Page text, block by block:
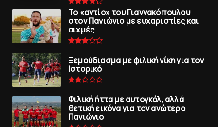
To «αντίο» του Γιαννακόπουλου
στον Πανιώνιο με ευχαριστίες και
αιχμές
Ξεμούδιασμα με φιλική νίκη για τoν
Iστορικό
Φιλική ήττα με αυτογκόλ, αλλά
θετική εικόνα για τον ανώτερo
Πανιώνιo